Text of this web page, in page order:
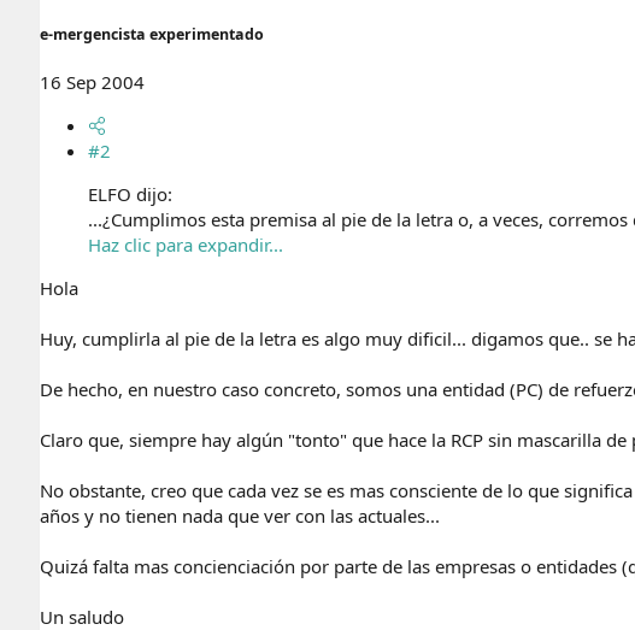
e-mergencista experimentado
16 Sep 2004
#2
ELFO dijo:
...¿Cumplimos esta premisa al pie de la letra o, a veces,
Haz clic para expandir...
Hola
Huy, cumplirla al pie de la letra es algo muy dificil... digamos que.. se
De hecho, en nuestro caso concreto, somos una entidad (PC) de
Claro que, siempre hay algún "tonto" que hace la RCP sin mascarilla
No obstante, creo que cada vez se es mas consciente de lo que
años y no tienen nada que ver con las actuales...
Quizá falta mas concienciación por parte de las empresas o
Un saludo